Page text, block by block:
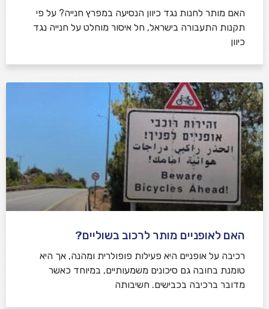
האם מותר לחנות נגד כיוון הנסיעה במפרץ חנייה? על פי
תקנות התעבורה בישראל, חל איסור מוחלט על חנייה נגד
כיוון
האם לאופניים מותר לרכוב בשוליים?
רכיבה על אופניים היא פעילות פופולרית ומהנה, אך היא
טומנת בחובה גם סיכונים משמעותיים, במיוחד כאשר
מדובר ברכיבה בכבישים. חשיבותה